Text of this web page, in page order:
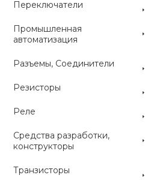
Переключатели
Промышленная
автоматизация
Разъемы, Соединители
Резисторы
Реле
Средства разработки,
конструкторы
Транзисторы